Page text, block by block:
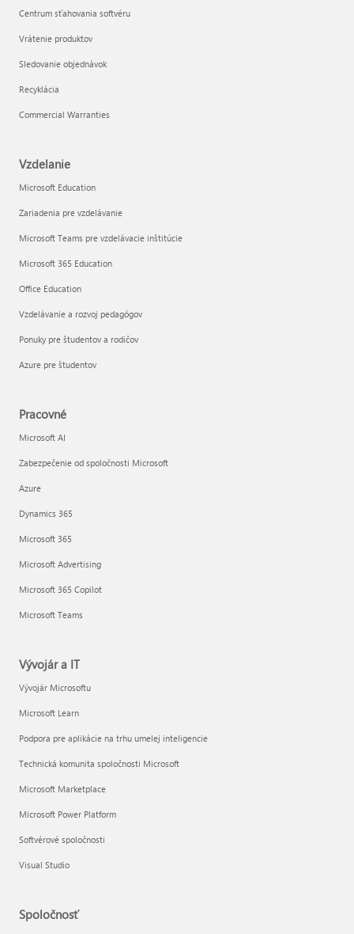
Centrum sťahovania softvéru
Vrátenie produktov
Sledovanie objednávok
Recyklácia
Commercial Warranties
Vzdelanie
Microsoft Education
Zariadenia pre vzdelávanie
Microsoft Teams pre vzdelávacie inštitúcie
Microsoft 365 Education
Office Education
Vzdelávanie a rozvoj pedagógov
Ponuky pre študentov a rodičov
Azure pre študentov
Pracovné
Microsoft AI
Zabezpečenie od spoločnosti Microsoft
Azure
Dynamics 365
Microsoft 365
Microsoft Advertising
Microsoft 365 Copilot
Microsoft Teams
Vývojár a IT
Vývojár Microsoftu
Microsoft Learn
Podpora pre aplikácie na trhu umelej inteligencie
Technická komunita spoločnosti Microsoft
Microsoft Marketplace
Microsoft Power Platform
Softvérové spoločnosti
Visual Studio
Spoločnosť